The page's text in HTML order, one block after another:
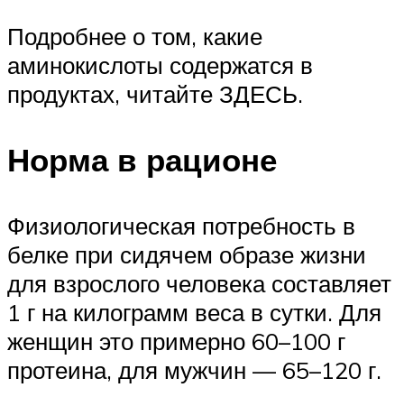
Подробнее о том, какие
аминокислоты содержатся в
продуктах, читайте ЗДЕСЬ.
Норма в рационе
Физиологическая потребность в
белке при сидячем образе жизни
для взрослого человека составляет
1 г на килограмм веса в сутки. Для
женщин это примерно 60–100 г
протеина, для мужчин — 65–120 г.